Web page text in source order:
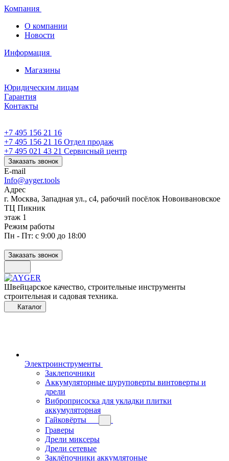
Компания
О компании
Новости
Информация
Магазины
Юридическим лицам
Гарантия
Контакты
+7 495 156 21 16
+7 495 156 21 16 Отдел продаж
+7 495 021 43 21 Cервисный центр
Заказать звонок
E-mail
Info@ayger.tools
Адрес
г. Москва, Западная ул., с4, рабочий посёлок Новоивановское
ТЦ Пикник
этаж 1
Режим работы
Пн - Пт: с 9:00 до 18:00
Заказать звонок
Швейцарское качество, строительные инструменты
строительная и садовая техника.
Каталог
Электроинструменты
Заклепочники
Аккумуляторные шуруповерты винтоверты и
дрели
Виброприсоска для укладки плитки
аккумуляторная
Гайковёрты
Граверы
Дрели миксеры
Дрели сетевые
Заклёпочники аккумлятоные